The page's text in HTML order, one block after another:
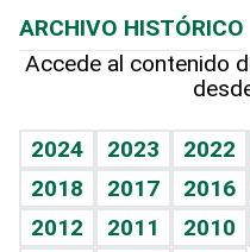
Hablando con el pediatra
Vida y familia
Eñe
Celebrando la vida
TBT Deportivo
Más firmas
Hecho en casa
Guía del dinero
Cumpleaños
Horóscopos
Crucigramas
ARCHIVO HISTÓRICO
Accede al contenido
2024 2023 2022
2018
2017 2016
2012
2011 2010